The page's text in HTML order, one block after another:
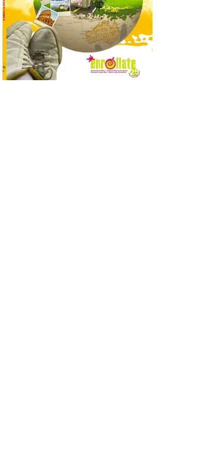
Nicanor Sen reivindica en
El Espino el compromiso
del Gobierno de España
con los pueblos y el medio
rural. Sen destaca la
capacidad de los pequeños municipios
para generar actividad económica, atraer
visitantes y mantener vivas sus
tradiciones. La feria […]